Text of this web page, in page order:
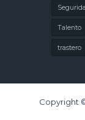
Talento
trastero
Copyright